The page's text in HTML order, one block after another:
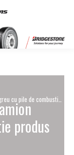
cu pile de combustie
produs